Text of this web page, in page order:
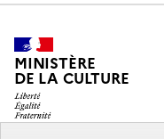
MINISTÈRE
DE LA CULTURE